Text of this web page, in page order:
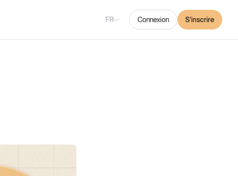
FR Connexion S'inscrire